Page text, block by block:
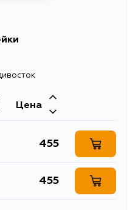
Цена
455
455